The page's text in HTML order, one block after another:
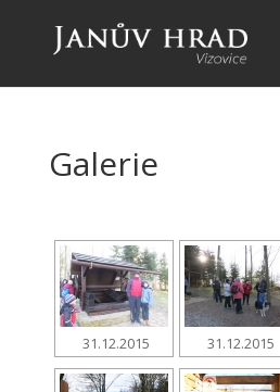
Galerie
31.12.2015 31.12.2015